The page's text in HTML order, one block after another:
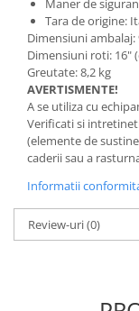
Maner de
Tara de origine:
Dimensiuni ambalaj:
Dimensiuni roti: 16"
Greutate: 8,2 kg
AVERTISMENTE!
A se utiliza cu
Verificati si
(elemente de
caderii sau a
Informatii
Review-uri(0)